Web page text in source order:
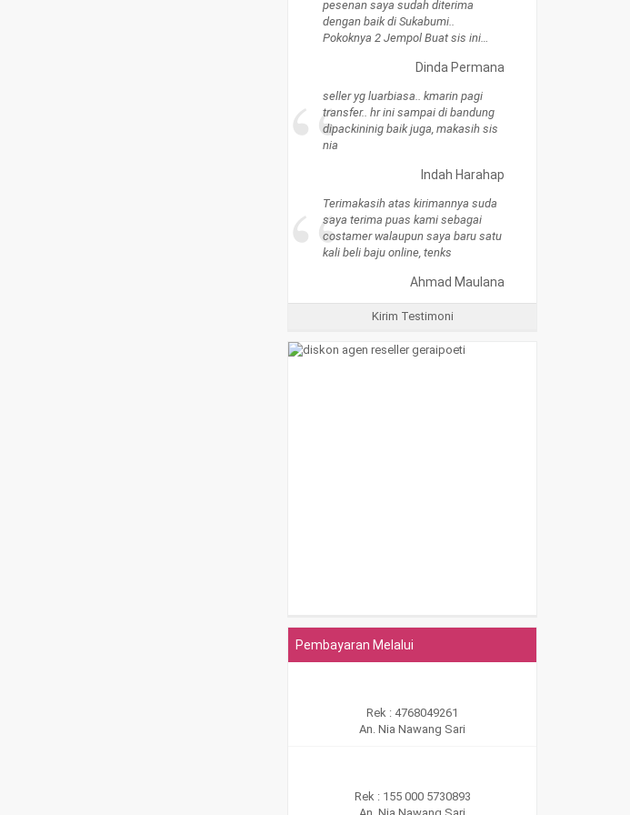
pesenan saya sudah diterima
dengan baik di Sukabumi..
Pokoknya 2 Jempol Buat sis ini…
Dinda Permana
“seller yg luarbiasa.. kmarin pagi
transfer.. hr ini sampai di bandung
dipackininig baik juga, makasih sis
nia
Indah Harahap
“Terimakasih atas kirimannya suda
saya terima puas kami sebagai
costamer walaupun saya baru satu
kali beli baju online, tenks
Ahmad Maulana
Kirim Testimoni
Pembayaran Melalui
Rek : 4768049261
An. Nia Nawang Sari
Rek : 155 000 5730893